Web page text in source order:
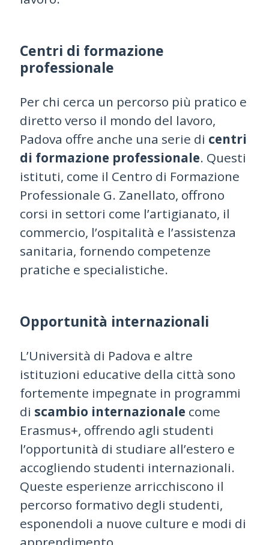
Centri di formazione
professionale
Per chi cerca un percorso più pratico e
diretto verso il mondo del lavoro,
Padova offre anche una serie di centri
di formazione professionale. Questi
istituti, come il Centro di Formazione
Professionale G. Zanellato, offrono
corsi in settori come l’artigianato, il
commercio, l’ospitalità e l’assistenza
sanitaria, fornendo competenze
pratiche e specialistiche.
Opportunità internazionali
L’Università di Padova e altre
istituzioni educative della città sono
fortemente impegnate in programmi
di scambio internazionale come
Erasmus+, offrendo agli studenti
l’opportunità di studiare all’estero e
accogliendo studenti internazionali.
Queste esperienze arricchiscono il
percorso formativo degli studenti,
esponendoli a nuove culture e modi di